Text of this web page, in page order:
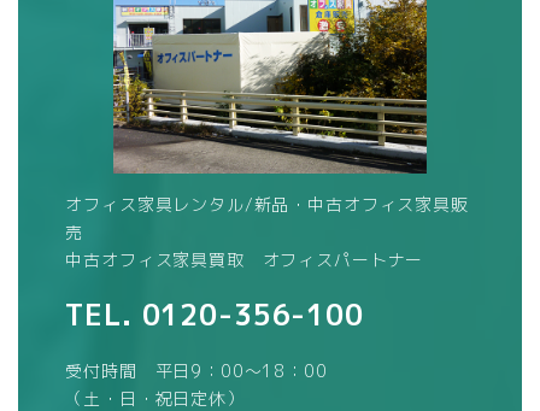
オフィス家具レンタル/新品・中古オフィス家具販
売
中古オフィス家具買取 オフィスパートナー
TEL. 0120-356-100
受付時間 平日9：00～18：00
（土・日・祝日定休）